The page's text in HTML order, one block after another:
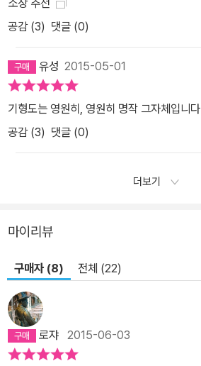
공감 (3) 댓글 (0)
유성 2015-05-01
기형도는 영원히, 영원히 명작 그자체입니다
공감 (3) 댓글 (0)
더보기
마이리뷰
구매자 (8) 전체 (22)
로쟈 2015-06-03